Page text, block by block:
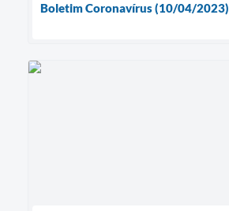
Boletim Coronavírus (10/04/2023)